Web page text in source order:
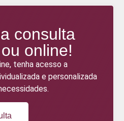
consulta
online!
tenha acesso a
e personalizada